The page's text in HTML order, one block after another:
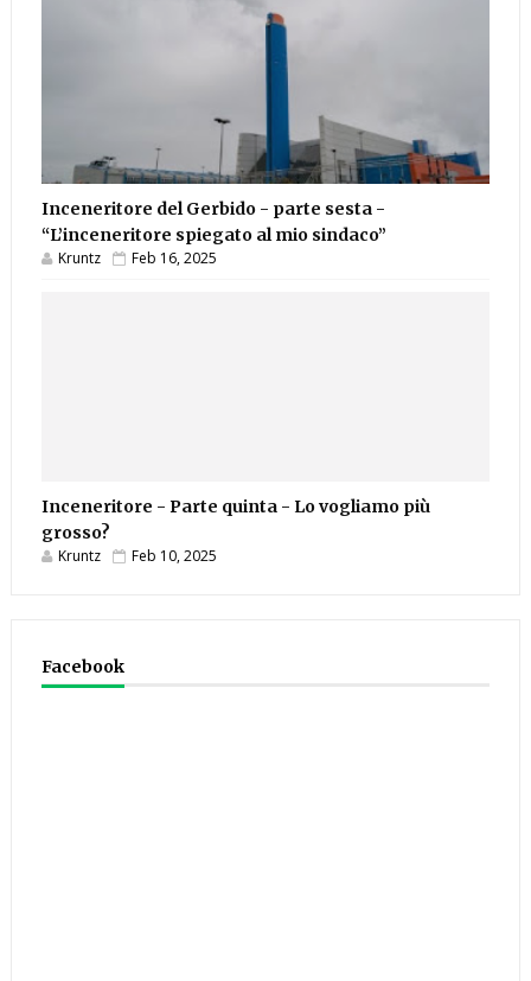
Inceneritore del Gerbido - parte sesta -
“L’inceneritore spiegato al mio sindaco”
Kruntz Feb 16, 2025
Inceneritore - Parte quinta - Lo vogliamo più
grosso?
Kruntz Feb 10, 2025
Facebook